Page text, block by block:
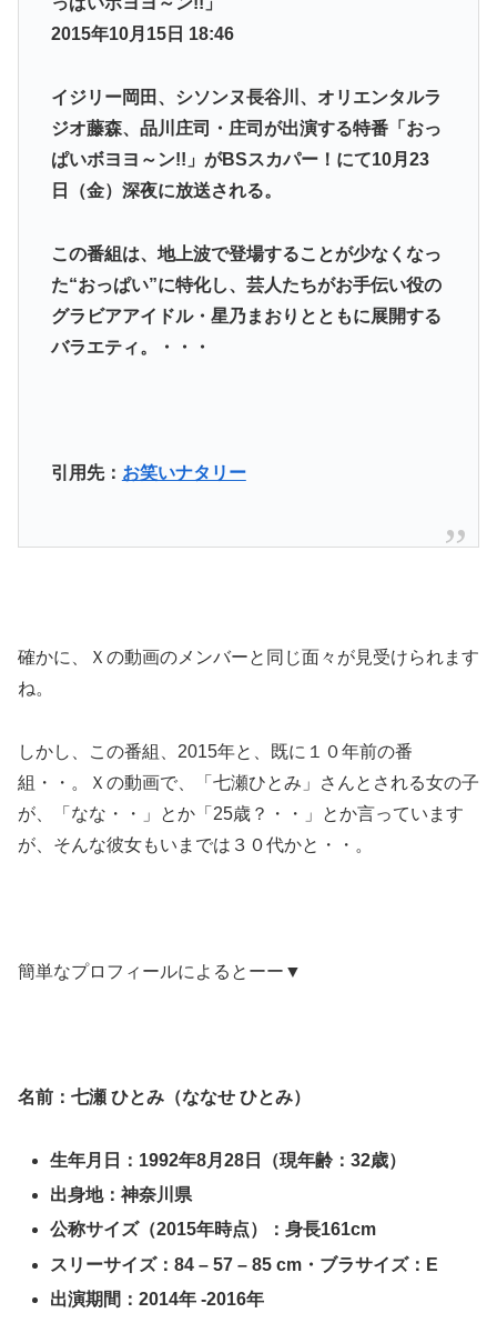
2015年10月15日 18:46
イジリー岡田、シソンヌ長谷川、オリエンタルラ
ジオ藤森、品川庄司・庄司が出演する特番「おっ
ぱいボヨヨ～ン!!」がBSスカパー！にて10月23
日（金）深夜に放送される。
この番組は、地上波で登場することが少なくなっ
た“おっぱい”に特化し、芸人たちがお手伝い役の
グラビアアイドル・星乃まおりとともに展開する
バラエティ。・・・
引用先： お笑いナタリー
確かに、Ｘの動画のメンバーと同じ面々が見受けられます
ね。
しかし、この番組、2015年と、既に１０年前の番
組・・。Ｘの動画で、「七瀬ひとみ」さんとされる女の子
が、「なな・・」とか「25歳？・・」とか言っています
が、そんな彼女もいまでは３０代かと・・。
簡単なプロフィールによるとーー▼
名前：七瀬 ひとみ（ななせ ひとみ）
生年月日：1992年8月28日（現年齢：32歳）
出身地：神奈川県
公称サイズ（2015年時点）：身長161cm
スリーサイズ：84 – 57 – 85 cm・ブラサイズ：E
出演期間：2014年 -2016年